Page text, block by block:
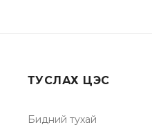
ТУСЛАХ ЦЭС
Бидний тухай